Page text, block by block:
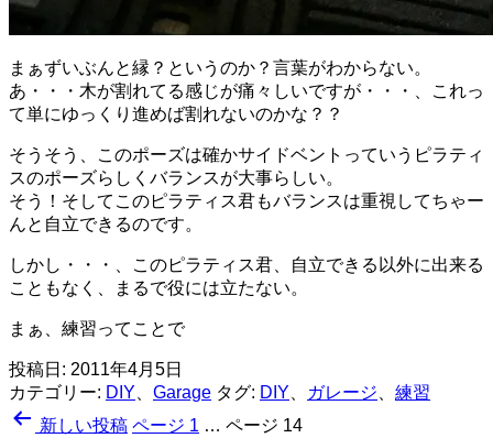
まぁずいぶんと縁？というのか？言葉がわからない。
あ・・・木が割れてる感じが痛々しいですが・・・、これっ
て単にゆっくり進めば割れないのかな？？
そうそう、このポーズは確かサイドベントっていうピラティ
スのポーズらしくバランスが大事らしい。
そう！そしてこのピラティス君もバランスは重視してちゃー
んと自立できるのです。
しかし・・・、このピラティス君、自立できる以外に出来る
こともなく、まるで役には立たない。
まぁ、練習ってことで
投稿日: 2011年4月5日
カテゴリー: DIY、 Garage タグ: DIY、 ガレージ、 練習
投 新しい投稿 ページ 1 … ページ 14